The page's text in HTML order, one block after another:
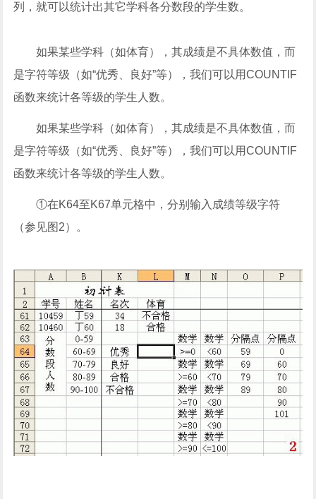
列，就可以统计出其它学科各分数段的学生数。
如果某些学科（如体育），其成绩是不具体数值，而
是字符等级（如“优秀、良好”等），我们可以用COUNTIF
函数来统计各等级的学生人数。
如果某些学科（如体育），其成绩是不具体数值，而
是字符等级（如“优秀、良好”等），我们可以用COUNTIF
函数来统计各等级的学生人数。
①在K64至K67单元格中，分别输入成绩等级字符
（参见图2）。